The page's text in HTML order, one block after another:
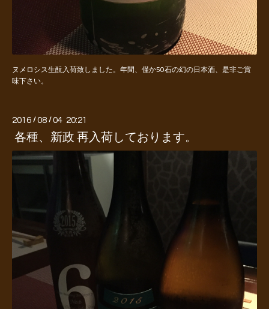
ヌメロシス生酛入荷致しました。年間、僅か50石の幻の日本酒、是非ご賞
味下さい。
2016 /08 /04 20:21
各種、新政 再入荷しております。